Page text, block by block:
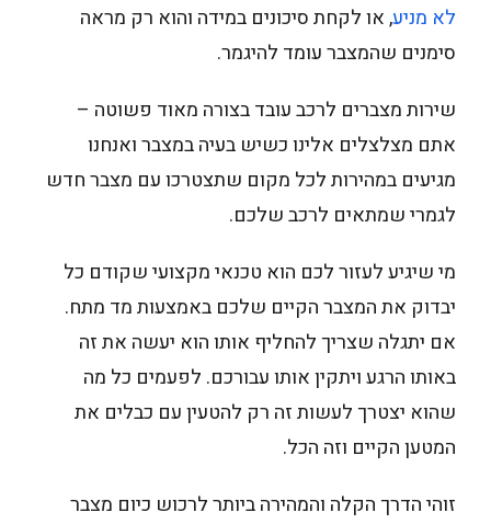
לא מניע, או לקחת סיכונים במידה והוא רק מראה
סימנים שהמצבר עומד להיגמר.
שירות מצברים לרכב עובד בצורה מאוד פשוטה –
אתם מצלצלים אלינו כשיש בעיה במצבר ואנחנו
מגיעים במהירות לכל מקום שתצטרכו עם מצבר חדש
לגמרי שמתאים לרכב שלכם.
מי שיגיע לעזור לכם הוא טכנאי מקצועי שקודם כל
יבדוק את המצבר הקיים שלכם באמצעות מד מתח.
אם יתגלה שצריך להחליף אותו הוא יעשה את זה
באותו הרגע ויתקין אותו עבורכם. לפעמים כל מה
שהוא יצטרך לעשות זה רק להטעין עם כבלים את
המטען הקיים וזה הכל.
זוהי הדרך הקלה והמהירה ביותר לרכוש כיום מצבר